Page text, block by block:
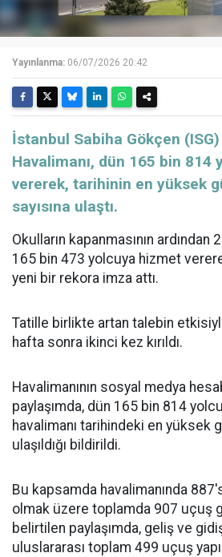
Yayınlanma: 06/07/2026 20:42
İstanbul Sabiha Gökçen
Havalimanı, dün 165 bin
vererek, tarihinin en yüksek
sayısına ulaştı.
Okulların kapanmasının
165 bin 473 yolcuya hizmet
yeni bir rekora imza attı.
Tatille birlikte artan talebin
hafta sonra ikinci kez kırıldı.
Havalimanının sosyal medya
paylaşımda, dün 165 bin 814
havalimanı tarihindeki en yüksek
ulaşıldığı bildirildi.
Bu kapsamda havalimanında
olmak üzere toplamda 907 uçuş
belirtilen paylaşımda, geliş ve
uluslararası toplam 499 uçuş